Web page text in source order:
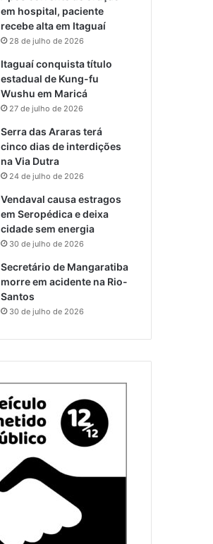
em hospital, paciente
recebe alta em Itaguaí
28 de julho de 2026
Itaguaí conquista título
estadual de Kung-fu
Wushu em Maricá
27 de julho de 2026
Serra das Araras terá
cinco dias de interdições
na Via Dutra
24 de julho de 2026
Vendaval causa estragos
em Seropédica e deixa
cidade sem energia
30 de julho de 2026
Secretário de Mangaratiba
morre em acidente na Rio-
Santos
30 de julho de 2026